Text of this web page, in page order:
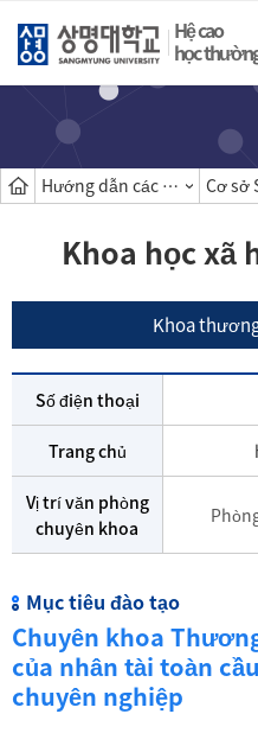
Hệ cao
học
Hướng dẫn các khoa Cơ sở
Khoa học xã
Khoa
Số điện thoại
Trang chủ
Vị trí văn phòng
chuyên khoa
Mục tiêu đào tạo
Chuyên khoa
của nhân tài toàn
chuyên nghiệp